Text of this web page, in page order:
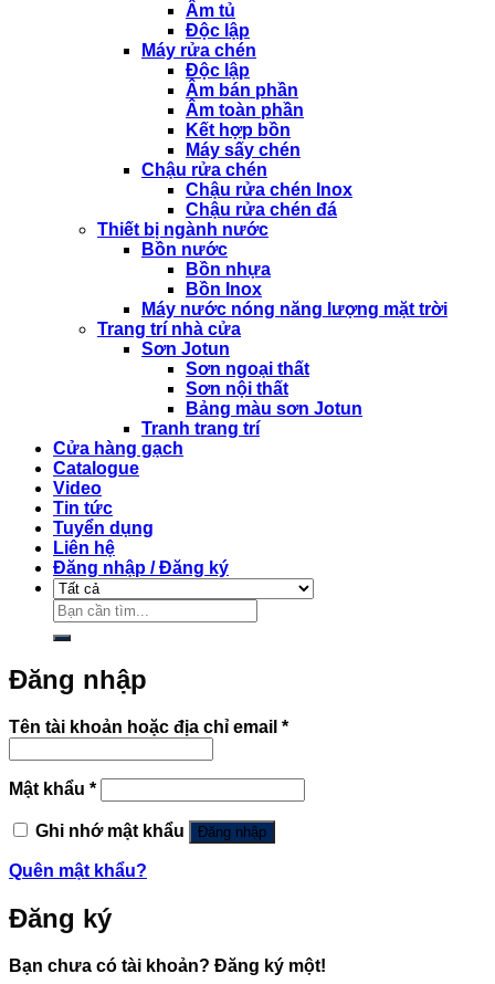
Âm tủ
Độc lập
Máy rửa chén
Độc lập
Âm bán phần
Âm toàn phần
Kết hợp bồn
Máy sấy chén
Chậu rửa chén
Chậu rửa chén Inox
Chậu rửa chén đá
Thiết bị ngành nước
Bồn nước
Bồn nhựa
Bồn Inox
Máy nước nóng năng lượng mặt trời
Trang trí nhà cửa
Sơn Jotun
Sơn ngoại thất
Sơn nội thất
Bảng màu sơn Jotun
Tranh trang trí
Cửa hàng gạch
Catalogue
Video
Tin tức
Tuyển dụng
Liên hệ
Đăng nhập / Đăng ký
Tìm
kiếm:
Đăng nhập
Tên tài khoản hoặc địa chỉ email *Bắt
Mật khẩu *Bắt
buộc
Ghi nhớ mật khẩu
Đăng nhập
Quên mật khẩu?
Đăng ký
Bạn chưa có tài khoản? Đăng ký một!